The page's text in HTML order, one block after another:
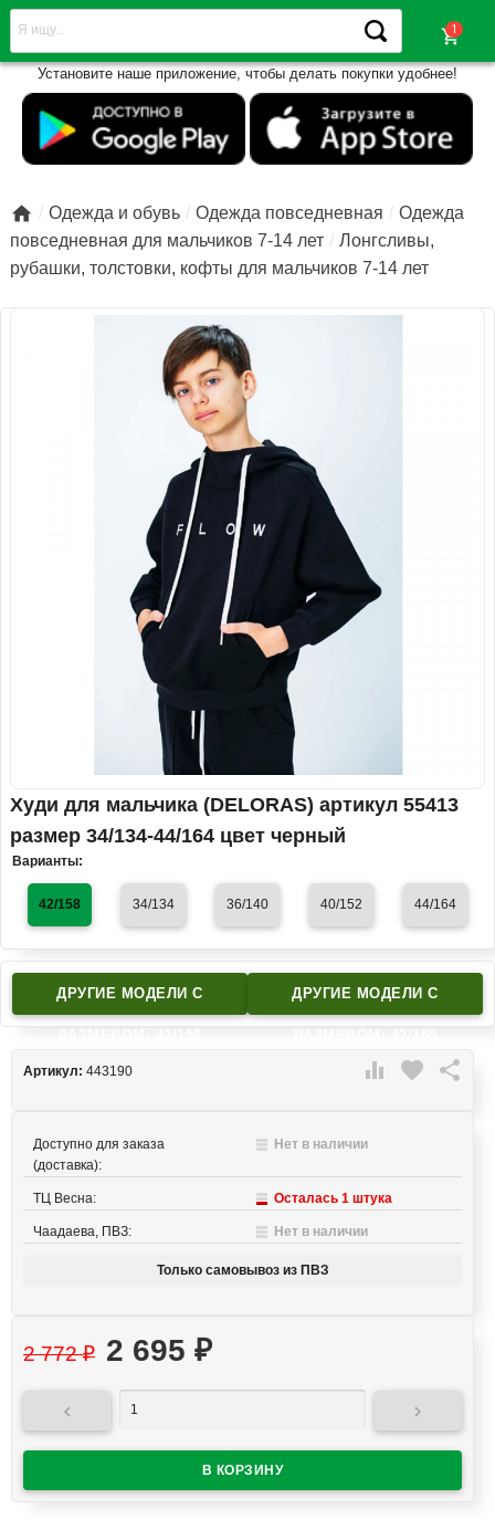
shopping_cart
Установите наше приложение, чтобы делать покупки удобнее!
 Одежда и обувь Одежда повседневная
Одежда
повседневная для мальчиков 7-14 лет
Лонгсливы,
рубашки, толстовки, кофты для мальчиков 7-14 лет
Худи для мальчика (DELORAS) артикул 55413
размер 34/134-44/164 цвет черный
Варианты:
42/158 34/134 36/140 40/152 44/164
ДРУГИЕ МОДЕЛИ C ДРУГИЕ МОДЕЛИ C
 favorite 
Артикул: 443190
Доступно для заказа
(доставка):
Нет в наличии
ТЦ Весна: Осталась 1 штука
Чаадаева, ПВЗ: Нет в наличии
Только самовывоз из ПВЗ
2 772₽ 2 695 ₽
 